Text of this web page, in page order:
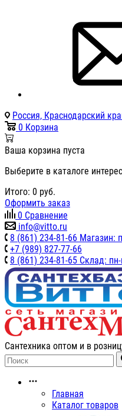
Россия, Краснодарский
0 Корзина
Ваша корзина пуста
Выберите в каталоге
Итого: 0 руб.
Оформить заказ
0 Сравнение
info@vitto.ru
8 (861) 234-81-66 Магазин:
+7 (989) 827-77-66
8 (861) 234-81-65 Склад:
Сантехника оптом и в
Главная
Каталог товаров